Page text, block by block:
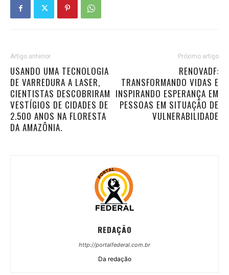
Artigo anterior
USANDO UMA TECNOLOGIA
DE VARREDURA A LASER,
CIENTISTAS DESCOBRIRAM
VESTÍGIOS DE CIDADES DE
2.500 ANOS NA FLORESTA
DA AMAZÔNIA.
Próximo artigo
RENOVADF:
TRANSFORMANDO VIDAS E
INSPIRANDO ESPERANÇA EM
PESSOAS EM SITUAÇÃO DE
VULNERABILIDADE
REDAÇÃO
http://portalfederal.com.br
Da redação